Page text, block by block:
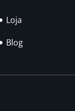
Loja
Blog